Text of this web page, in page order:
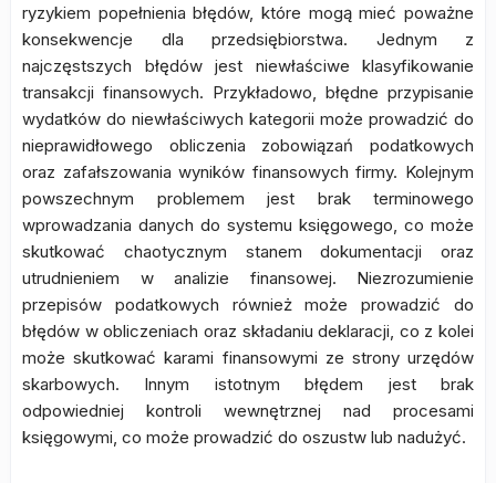
ryzykiem popełnienia błędów, które mogą mieć poważne
konsekwencje dla przedsiębiorstwa. Jednym z
najczęstszych błędów jest niewłaściwe klasyfikowanie
transakcji finansowych. Przykładowo, błędne przypisanie
wydatków do niewłaściwych kategorii może prowadzić do
nieprawidłowego obliczenia zobowiązań podatkowych
oraz zafałszowania wyników finansowych firmy. Kolejnym
powszechnym problemem jest brak terminowego
wprowadzania danych do systemu księgowego, co może
skutkować chaotycznym stanem dokumentacji oraz
utrudnieniem w analizie finansowej. Niezrozumienie
przepisów podatkowych również może prowadzić do
błędów w obliczeniach oraz składaniu deklaracji, co z kolei
może skutkować karami finansowymi ze strony urzędów
skarbowych. Innym istotnym błędem jest brak
odpowiedniej kontroli wewnętrznej nad procesami
księgowymi, co może prowadzić do oszustw lub nadużyć.